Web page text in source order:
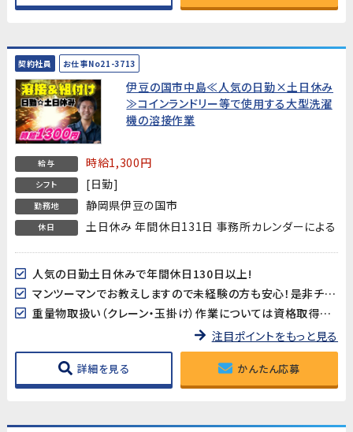
契約社員 お仕事No21-3713
伊豆の国市中島≪人気の日勤×土日休み
≫コインランドリー等で使用する大型洗濯
機の溶接作業
給与 時給1,300円
シフト [日勤]
勤務地 静岡県伊豆の国市
休日 土日休み 年間休日131日 事務所カレンダーによる
人気の日勤土日休みで年間休日130日以上!
マンツーマンでお教えしますので未経験の方も安心！是非チャレンジしてみてください！
重量物取扱い（クレーン・玉掛け）作業については資格取得支援が有ります！
注目ポイントをもっと見る
詳細を見る かんたん応募